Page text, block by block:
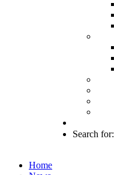
Search for:
Home